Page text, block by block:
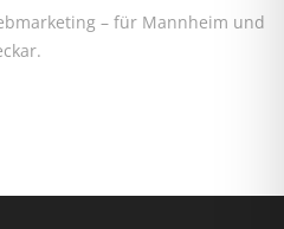
– für Mannheim und